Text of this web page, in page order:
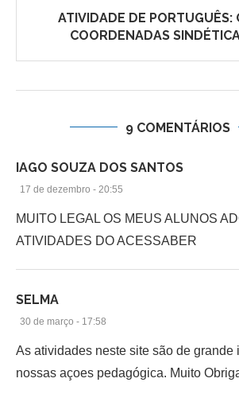
ATIVIDADE DE PORTUGUÊS:
COORDENADAS
9 COMENTÁRIOS
IAGO SOUZA DOS SANTOS
17 de dezembro - 20:55
MUITO LEGAL OS MEUS ALUNOS
ATIVIDADES DO ACESSABER
SELMA
30 de março - 17:58
As atividades neste site são de grande
nossas açoes pedagógica. Muito